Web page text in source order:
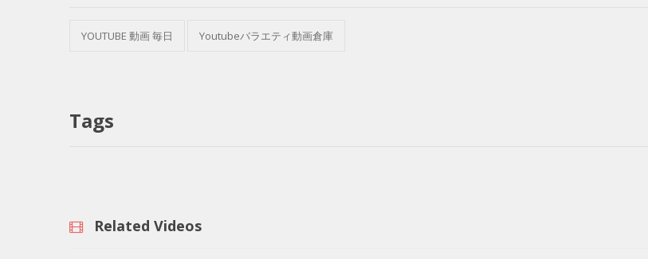
YOUTUBE 動画 毎日 Youtubeバラエティ動画倉庫
Tags
Related Videos